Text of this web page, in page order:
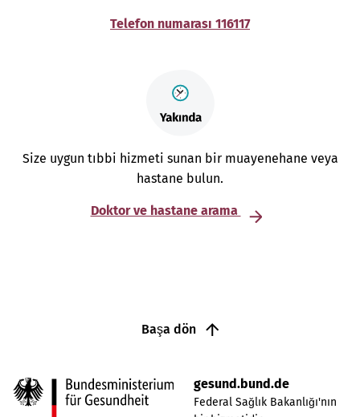
Telefon numarası 116117
Size uygun tıbbi hizmeti sunan bir muayenehane veya
hastane bulun.
Doktor ve hastane arama
Başa dön
gesund.bund.de
Federal Sağlık Bakanlığı'nın